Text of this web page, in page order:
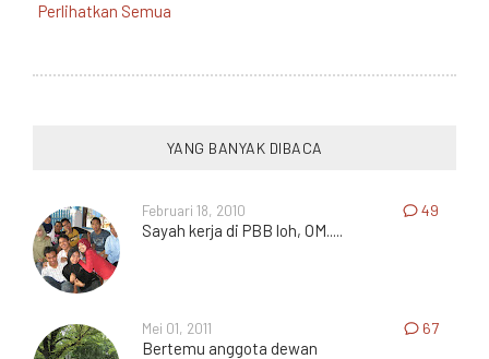
Perlihatkan Semua
YANG BANYAK DIBACA
Februari 18, 2010 49
Sayah kerja di PBB loh, OM.....
Mei 01, 2011 67
Bertemu anggota dewan